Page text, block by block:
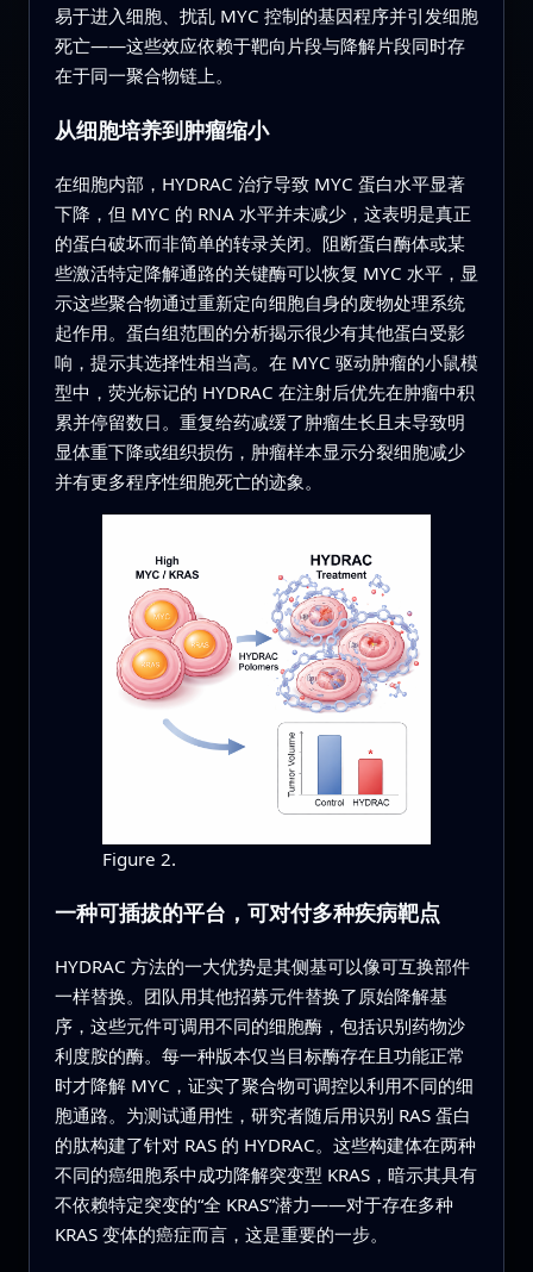
易于进入细胞、扰乱 MYC 控制的基因程序并引发细胞
死亡——这些效应依赖于靶向片段与降解片段同时存
在于同一聚合物链上。
从细胞培养到肿瘤缩小
在细胞内部，HYDRAC 治疗导致 MYC 蛋白水平显著
下降，但 MYC 的 RNA 水平并未减少，这表明是真正
的蛋白破坏而非简单的转录关闭。阻断蛋白酶体或某
些激活特定降解通路的关键酶可以恢复 MYC 水平，显
示这些聚合物通过重新定向细胞自身的废物处理系统
起作用。蛋白组范围的分析揭示很少有其他蛋白受影
响，提示其选择性相当高。在 MYC 驱动肿瘤的小鼠模
型中，荧光标记的 HYDRAC 在注射后优先在肿瘤中积
累并停留数日。重复给药减缓了肿瘤生长且未导致明
显体重下降或组织损伤，肿瘤样本显示分裂细胞减少
并有更多程序性细胞死亡的迹象。
Figure 2.
一种可插拔的平台，可对付多种疾病靶点
HYDRAC 方法的一大优势是其侧基可以像可互换部件
一样替换。团队用其他招募元件替换了原始降解基
序，这些元件可调用不同的细胞酶，包括识别药物沙
利度胺的酶。每一种版本仅当目标酶存在且功能正常
时才降解 MYC，证实了聚合物可调控以利用不同的细
胞通路。为测试通用性，研究者随后用识别 RAS 蛋白
的肽构建了针对 RAS 的 HYDRAC。这些构建体在两种
不同的癌细胞系中成功降解突变型 KRAS，暗示其具有
不依赖特定突变的“全 KRAS”潜力——对于存在多种
KRAS 变体的癌症而言，这是重要的一步。